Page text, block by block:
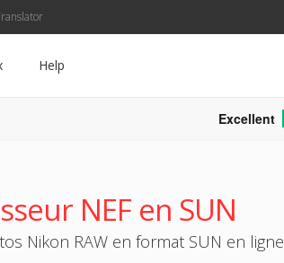
Help
Excellent
NEF en SUN
Nikon RAW en format SUN en ligne